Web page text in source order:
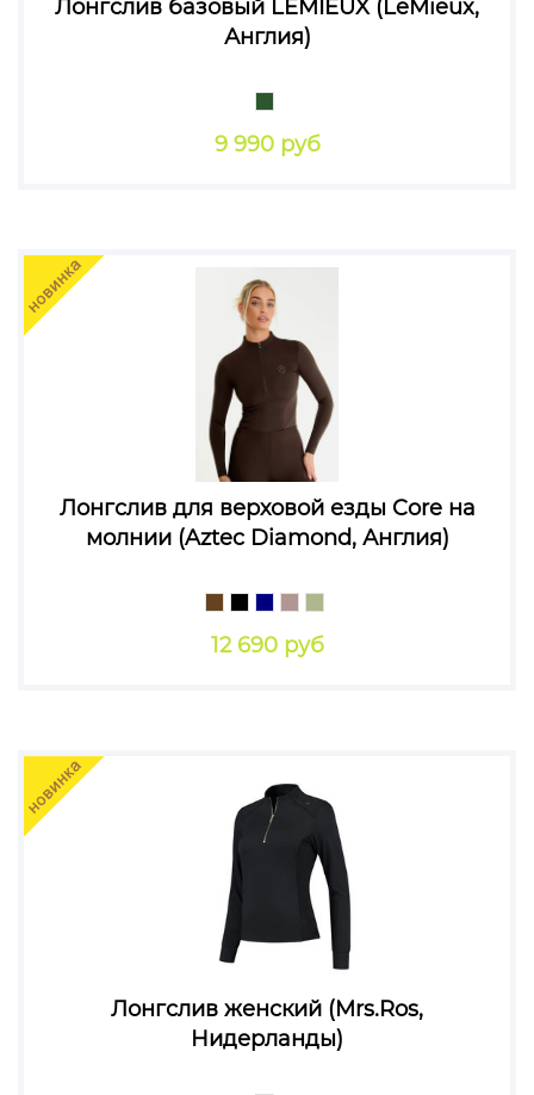
Лонгслив базовый LEMIEUX (LeMieux,
Англия)
9 990 руб
Лонгслив для верховой езды Core на
молнии (Aztec Diamond, Англия)
12 690 руб
Лонгслив женский (Mrs.Ros,
Нидерланды)